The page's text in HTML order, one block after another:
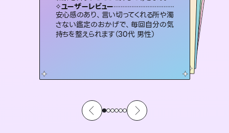
ユーザーレビュー
安心感のあり、言い切ってくれる所や濁
さない鑑定のおかげで、毎回自分の気
持ちを整えられます（30代 男性）
ユーザーレビュー
鑑定していただいてアドバイス通りに行
動すると仲が復活してきました。ありが
とうございました（40代 女性）
とても心温まる鑑定でした。しかもこち
らは何も言っていないのに視えていらっ
しゃるんだなと驚きです（30代女性）
複雑な背景もしっかり聞いて鑑定して
いただけました。気持ちが楽になりまし
た（50代 女性）
職場の人の性質や人間関係、本心など
本当によく視えていてびっくり。対策が
打てて前向きになれます（40代）
不安な気持ちが嘘みたいに晴れまし
た…！よく視えていらっしゃるんだなと
感じました（40代 女性）